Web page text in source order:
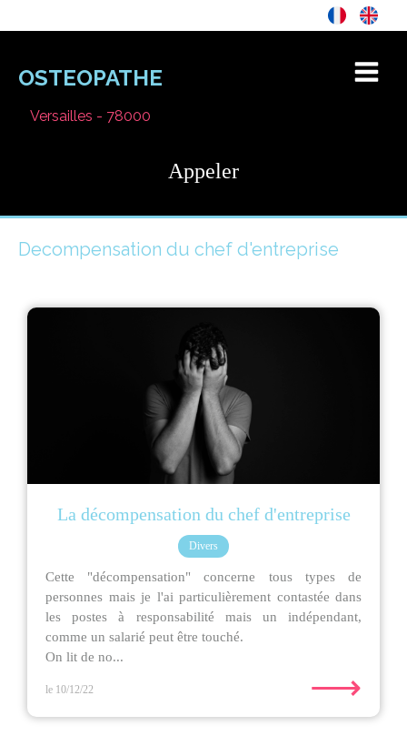
OSTEOPATHE
Versailles - 78000
Appeler
Decompensation du chef d'entreprise
La décompensation du chef d'entreprise
Divers
Cette "décompensation" concerne tous types de
personnes mais je l'ai particulièrement contastée dans
les postes à responsabilité mais un indépendant,
comme un salarié peut être touché.
On lit de no...
le 10/12/22 ⟶